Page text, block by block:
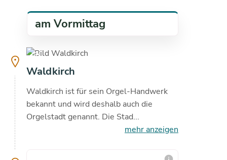
am Vormittag
copyright
Waldkirch
Waldkirch ist für sein Orgel-Handwerk
bekannt und wird deshalb auch die
Orgelstadt genannt. Die Stad...
mehr anzeigen